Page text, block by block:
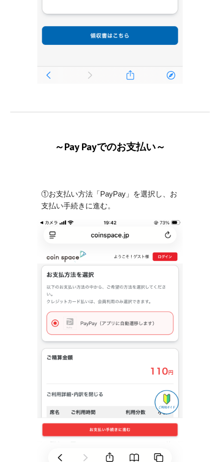
～Pay Payでのお支払い～
①お支払い方法「 PayPay 」を選択し、お
支払い手続きに進む。